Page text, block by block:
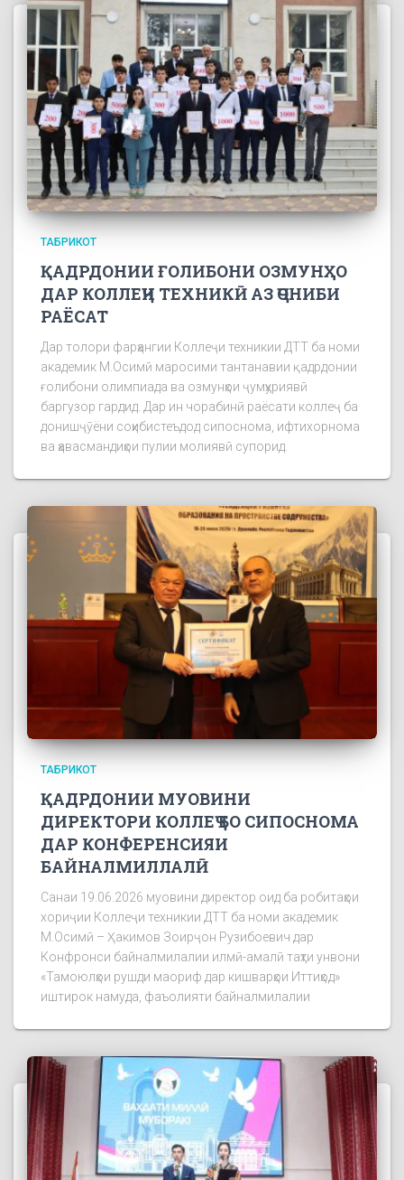
ТАБРИКОТ
ҚАДРДОНИИ ҒОЛИБОНИ ОЗМУНҲО
ДАР КОЛЛЕҶИ ТЕХНИКӢ АЗ ҶОНИБИ
РАЁСАТ
Дар толори фарҳангии Коллеҷи техникии ДТТ ба номи
академик М.Осимӣ маросими тантанавии қадрдонии
ғолибони олимпиада ва озмунҳои ҷумҳуриявӣ
баргузор гардид. Дар ин чорабинӣ раёсати коллеҷ ба
донишҷӯёни соҳибистеъдод сипоснома, ифтихорнома
ва ҳавасмандиҳои пулии молиявӣ супорид.
ТАБРИКОТ
ҚАДРДОНИИ МУОВИНИ
ДИРЕКТОРИ КОЛЛЕҶ БО СИПОСНОМА
ДАР КОНФЕРЕНСИЯИ
БАЙНАЛМИЛЛАЛӢ
Санаи 19.06.2026 муовини директор оид ба робитаҳои
хориҷии Коллеҷи техникии ДТТ ба номи академик
М.Осимӣ – Ҳакимов Зоирҷон Рузибоевич дар
Конфронси байналмилалии илмӣ-амалӣ таҳти унвони
«Тамоюлҳои рушди маориф дар кишварҳои Иттиҳод»
иштирок намуда, фаъолияти байналмилалии